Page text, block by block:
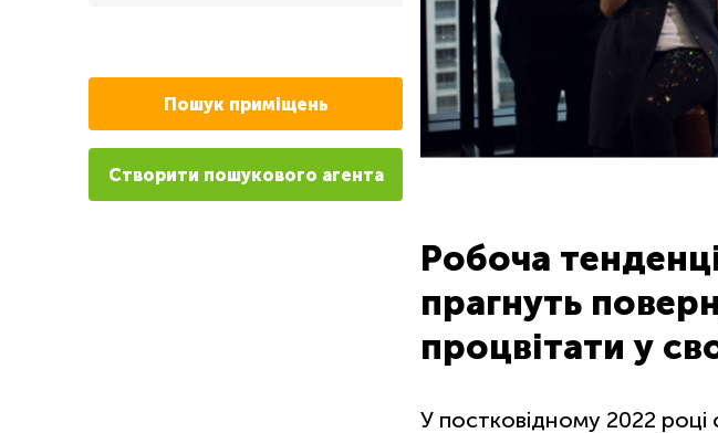
Робоча
прагнуть
процвітати у
У постковідному 2022 році
Пошук приміщень
Створити пошукового агента